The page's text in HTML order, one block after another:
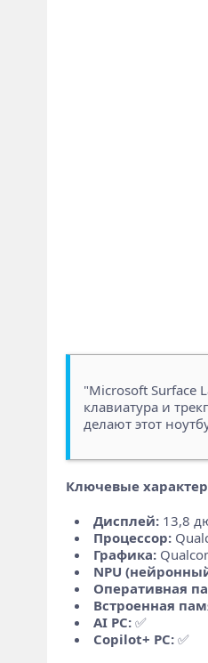
"Microsoft Surface
клавиатура и
делают этот
Ключевые
Дисплей:13,8
Процессор:
Графика:
NPU
Оперативная
Встроенная
AI PC:✅
Copilot+ PC:✅